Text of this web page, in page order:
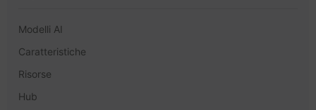
Modelli AI
Caratteristiche
Risorse
Hub